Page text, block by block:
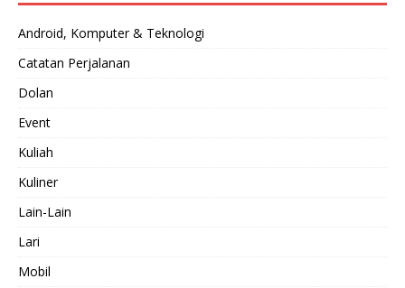
Android, Komputer & Teknologi
Catatan Perjalanan
Dolan
Event
Kuliah
Kuliner
Lain-Lain
Lari
Mobil